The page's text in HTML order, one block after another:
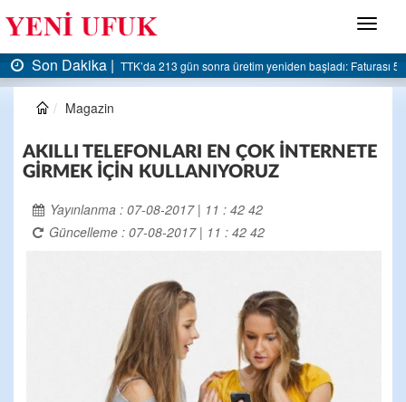
Menü
Dakika |TTK’da 213 gün sonra üretim yeniden başladı: Faturası 5 milyar
Magazin
AKILLI TELEFONLARI EN ÇOK İNTERNETE
GİRMEK İÇİN KULLANIYORUZ
Yayınlanma : 07-08-2017 | 11 : 42 42
Güncelleme : 07-08-2017 | 11 : 42 42